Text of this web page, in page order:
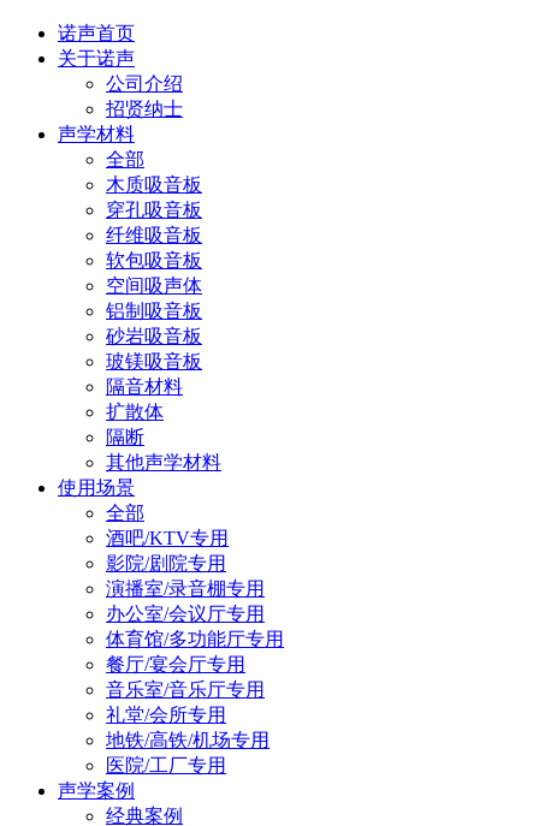
诺声首页
关于诺声
公司介绍
招贤纳士
声学材料
全部
木质吸音板
穿孔吸音板
纤维吸音板
软包吸音板
空间吸声体
铝制吸音板
砂岩吸音板
玻镁吸音板
隔音材料
扩散体
隔断
其他声学材料
使用场景
全部
酒吧/KTV专用
影院/剧院专用
演播室/录音棚专用
办公室/会议厅专用
体育馆/多功能厅专用
餐厅/宴会厅专用
音乐室/音乐厅专用
礼堂/会所专用
地铁/高铁/机场专用
医院/工厂专用
声学案例
经典案例